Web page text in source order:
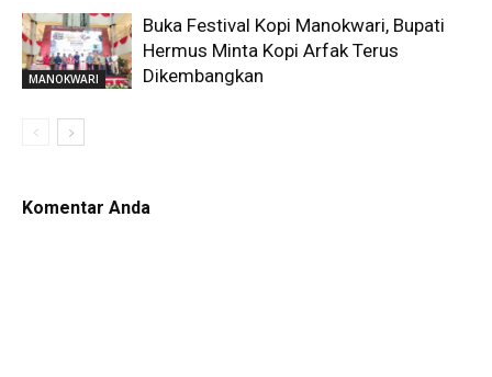
MANOKWARI
Buka Festival Kopi Manokwari, Bupati
Hermus Minta Kopi Arfak Terus
Dikembangkan
Komentar Anda